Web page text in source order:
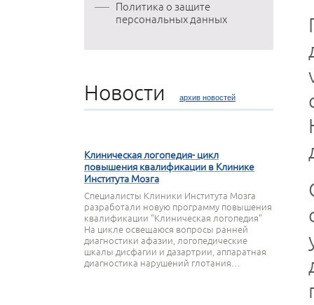
Политика о защите
персональных данных
Новости архив новостей
Клиническая логопедия- цикл
повышения квалификации в Клинике
Института Мозга
Специалисты Клиники Института Мозга
разработали новую программу повышения
квалификации "Клиническая логопедия"
На цикле освещаюся вопросы ранней
диагностики афазии, логопедические
шкалы дисфагии и дазартрии, аппаратная
диагностика нарушений глотания…